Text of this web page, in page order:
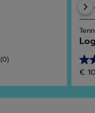
(0)
4.6
su
5
€